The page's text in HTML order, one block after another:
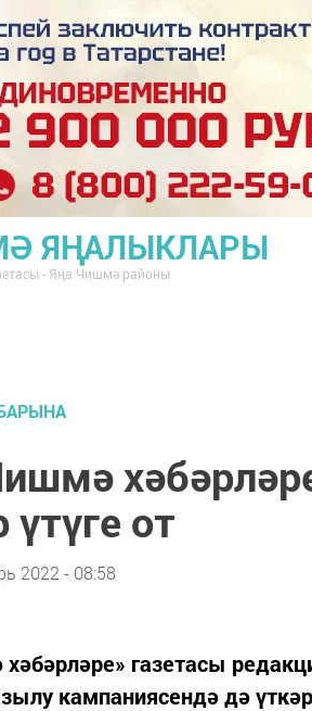
ЯҢАЛЫКЛАРЫ
- Яңа Чишмә районы
үтүге от
2022 - 08:58
газетасы
кампаниясендә дә